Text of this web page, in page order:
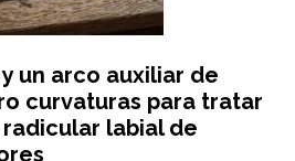
un arco auxiliar de
curvaturas para tratar
labial de